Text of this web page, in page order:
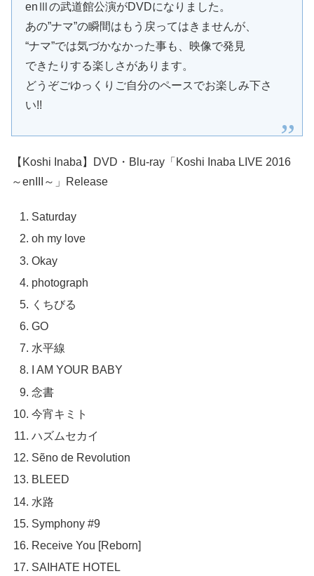
enⅢの武道館公演がDVDになりました。
あの”ナマ”の瞬間はもう戻ってはきませんが、
“ナマ”では気づかなかった事も、映像で発見
できたりする楽しさがあります。
どうぞごゆっくりご自分のペースでお楽しみ下さ
い!!
【Koshi Inaba】DVD・Blu-ray「Koshi Inaba LIVE 2016
～enIII～」Release
Saturday
oh my love
Okay
photograph
くちびる
GO
水平線
I AM YOUR BABY
念書
今宵キミト
ハズムセカイ
Sẽno de Revolution
BLEED
水路
Symphony #9
Receive You [Reborn]
SAIHATE HOTEL